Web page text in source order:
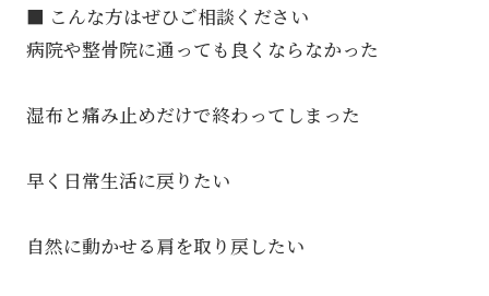
■ こんな方はぜひご相談ください
病院や整骨院に通っても良くならなかった
湿布と痛み止めだけで終わってしまった
早く日常生活に戻りたい
自然に動かせる肩を取り戻したい